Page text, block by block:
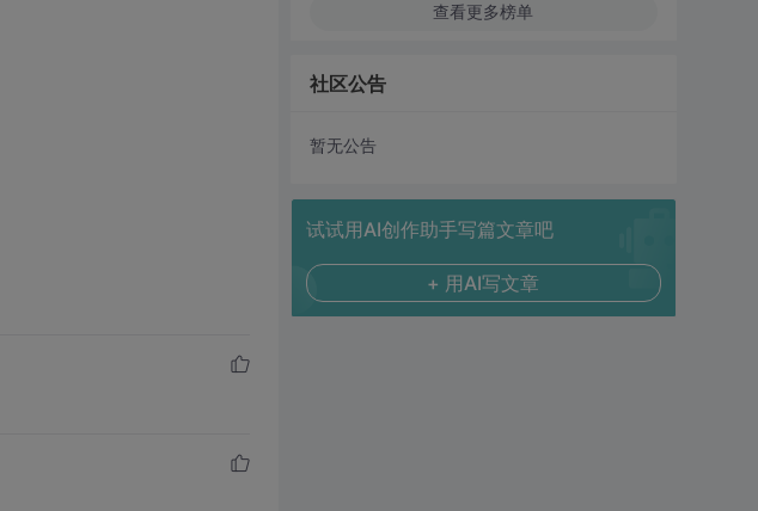
查看更多榜单
社区公告
暂无公告
试试用AI创作助手写篇文章吧
+ 用AI写文章